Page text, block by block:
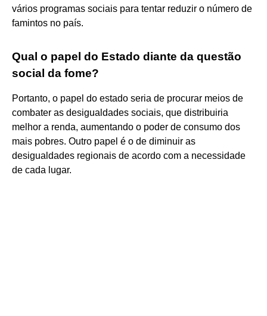
vários programas sociais para tentar reduzir o número de
famintos no país.
Qual o papel do Estado diante da questão
social da fome?
Portanto, o papel do estado seria de procurar meios de
combater as desigualdades sociais, que distribuiria
melhor a renda, aumentando o poder de consumo dos
mais pobres. Outro papel é o de diminuir as
desigualdades regionais de acordo com a necessidade
de cada lugar.